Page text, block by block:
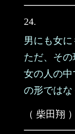
24.
男にも女に
ただ、その
女の人の
の形ではな
（ 柴田翔 ）